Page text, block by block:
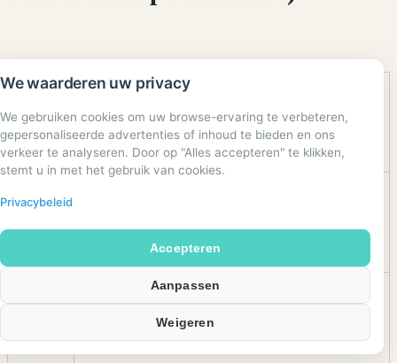
Eigens
chap
Waarde
Product
naam
Werkza
Somatropine (rDNA)
We waarderen uw privacy
We gebruiken cookies om uw browse-ervaring te verbeteren,
gepersonaliseerde advertenties of inhoud te bieden en ons
verkeer te analyseren. Door op "Alles accepteren" te klikken,
stemt u in met het gebruik van cookies.
Privacybeleid
Accepteren
Aanpassen
Weigeren